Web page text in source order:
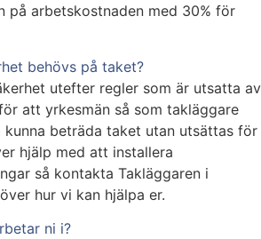
på arbetskostnaden med 30% för
behövs på taket?
utefter regler som är utsatta av
att yrkesmän så som takläggare
beträda taket utan utsättas för
hjälp med att installera
så kontakta Takläggaren i
hur vi kan hjälpa er.
ni i?